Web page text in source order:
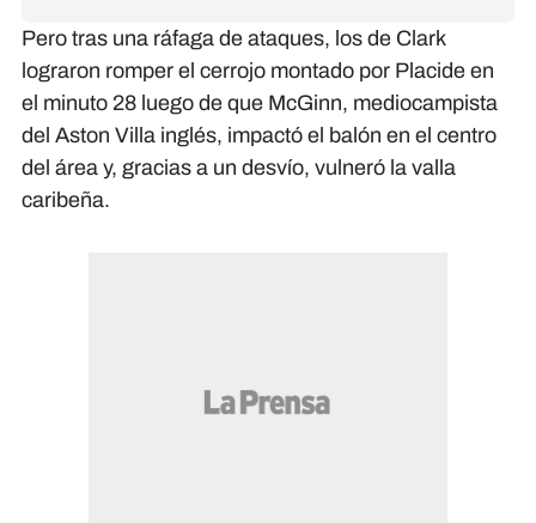
Pero tras una ráfaga de ataques, los de Clark
lograron romper el cerrojo montado por Placide en
el minuto 28 luego de que McGinn, mediocampista
del Aston Villa inglés, impactó el balón en el centro
del área y, gracias a un desvío, vulneró la valla
caribeña.